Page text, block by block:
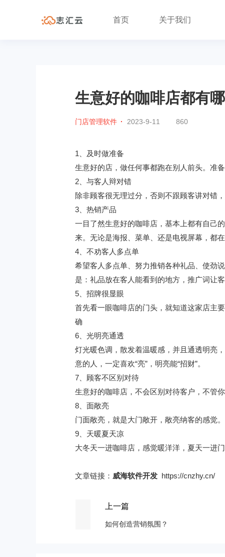
首页 关于我们
生意好的咖啡店都有
门店管理软件 · 2023-9-11 860
1、及时做准备
生意好的店，做任何事都跑在别人前头。准
2、与客人辩对错
除非顾客很无理过分，否则不跟顾客讲对错
3、热销产品
一目了然生意好的咖啡店，基本上都有自己
来。无论是海报、菜单、还是电视屏幕，都在
4、不劝客人多点单
希望客人多点单、努力推销各种礼品、使
是：礼品放在客人能看到的地方，推广词让
5、招牌很显眼
首先看一眼咖啡店的门头，就知道这家店主
确
6、光明亮通透
灯光暖色调，散发着温暖感，并且通透明亮
意的人，一定喜欢“亮”，明亮能“招财”。
7、顾客不区别对待
生意好的咖啡店，不会区别对待客户，不管
8、面敞亮
门面敞亮，就是大门敞开，敞亮纳客的感觉
9、天暖夏天凉
大冬天一进咖啡店，感觉暖洋洋，夏天一进
文章链接： 威海软件开发 https://cnzhy.cn/
上一篇
如何创造营销氛围？